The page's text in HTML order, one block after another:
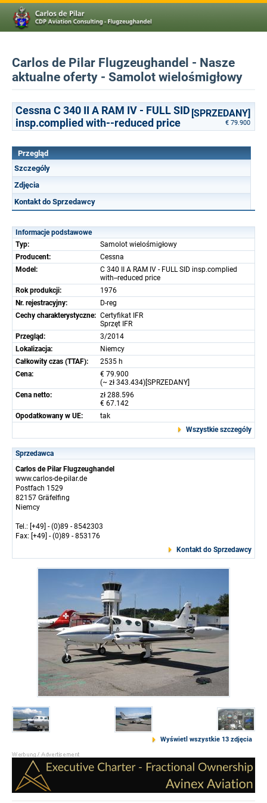
Carlos de Pilar Flugzeughandel - Nasze
aktualne oferty - Samolot wielośmigłowy
Cessna C 340 II A RAM IV - FULL SID
insp.complied with--reduced price
[SPRZEDANY]
€ 79.900
Przegląd
Szczególy
Zdjęcia
Kontakt do Sprzedawcy
Informacje podstawowe
Typ:
Samolot wielośmigłowy
Producent:
Cessna
Model:
C 340 II A RAM IV - FULL SID insp.complied
with--reduced price
Rok produkcji:
1976
Nr. rejestracyjny:
D-reg
Cechy charakterystyczne: Certyfikat IFR
Sprzęt IFR
Przegląd:
3/2014
Lokalizacja:
Niemcy
Całkowity czas (TTAF):
2535 h
Cena:
€ 79.900
(~ zł 343.434)[SPRZEDANY]
Cena netto:
zł 288.596
€ 67.142
Opodatkowany w UE:
tak
Wszystkie szczególy
Sprzedawca
Carlos de Pilar Flugzeughandel
www.carlos-de-pilar.de
Postfach 1529
82157 Gräfelfing
Niemcy
Tel.: [+49] - (0)89 - 8542303
Fax: [+49] - (0)89 - 853176
Kontakt do Sprzedawcy
Wyświetl wszystkie 13 zdjęcia